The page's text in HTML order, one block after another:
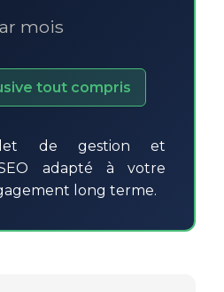
mois
tout compris
de gestion et
adapté à votre
long terme.